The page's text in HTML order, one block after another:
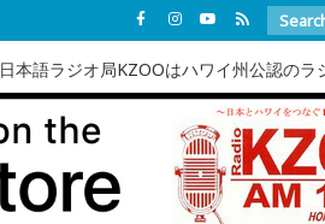
本語ラジオ局KZOOはハワイ州公認のラ